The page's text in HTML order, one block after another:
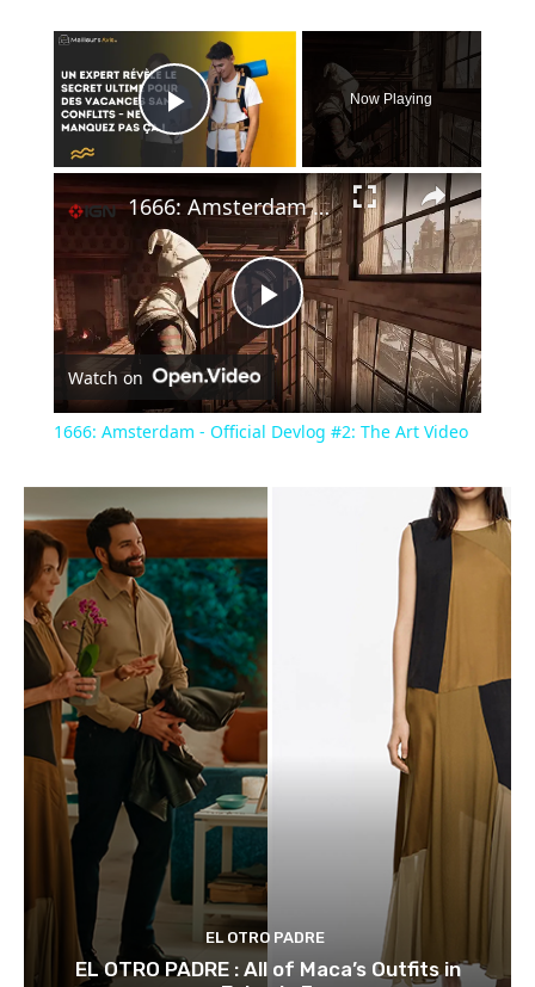
×
Play Video
Now Playing
×
Play
Video
1666: Amsterdam - Official Devlog #2: The Art Video
Watch on
1666: Amsterdam - Official Devlog #2: The Art Video
EL OTRO PADRE
EL OTRO PADRE : All of Maca’s Outfits in